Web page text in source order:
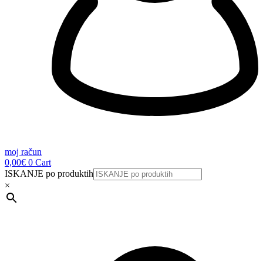
moj račun
0,00€ 0 Cart
ISKANJE po produktih
×